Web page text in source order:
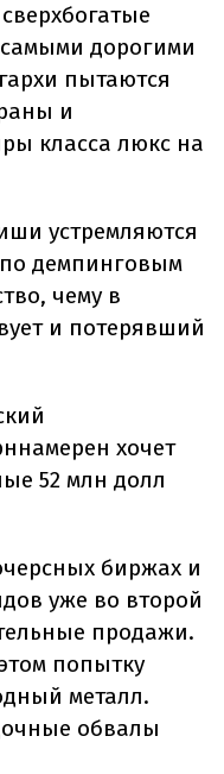
дорогими
пытаются
и
класса люкс на
устремляются
демпинговым
чему в
и потерявший
хочет
52 млн долл
биржах и
уже во второй
продажи.
попытку
металл.
обвалы